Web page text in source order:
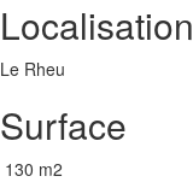
Localisation
Le Rheu
Surface
130 m2